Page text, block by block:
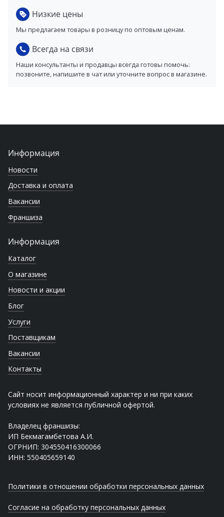
Низкие цены
Мы предлагаем товары в розницу по оптовым ценам.
Всегда на связи
Наши консультанты и продавцы всегда готовы помочь:
позвоните, напишите в чат или уточните вопрос в магазине.
Информация
Новости
Доставка и оплата
Вакансии
Франшиза
Информация
Каталог
О магазине
Новости и акции
Блог
Услуги
Поставщикам
Вакансии
Контакты
Сайт носит информационный характер и ни при каких
условиях не является публичной офертой.
Владелец франшизы:
ИП Бекмагамбетова А.И.
ОГРНИП: 304550416300066
ИНН: 550405659140
Политики в отношении обработки персональных данных
Согласие на обработку персональных данных